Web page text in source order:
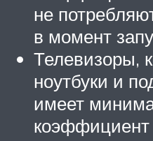
не
в момент
Телевизоры,
ноутбуки и
имеет
коэффициент